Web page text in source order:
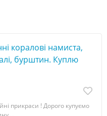
коралові намиста,
бурштин. Куплю
прикраси ! Дорого купуємо